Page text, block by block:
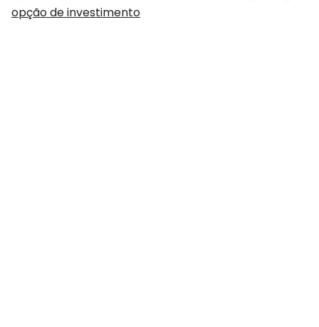
opção de investimento